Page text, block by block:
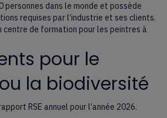
personnes dans le monde et possède
requises par l’industrie et ses clients.
centre de formation pour les peintres à
pour le
la biodiversité
RSE annuel pour l’année 2026.